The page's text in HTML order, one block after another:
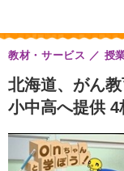
北海道、がん
小中高へ提供
教材・サービス 授